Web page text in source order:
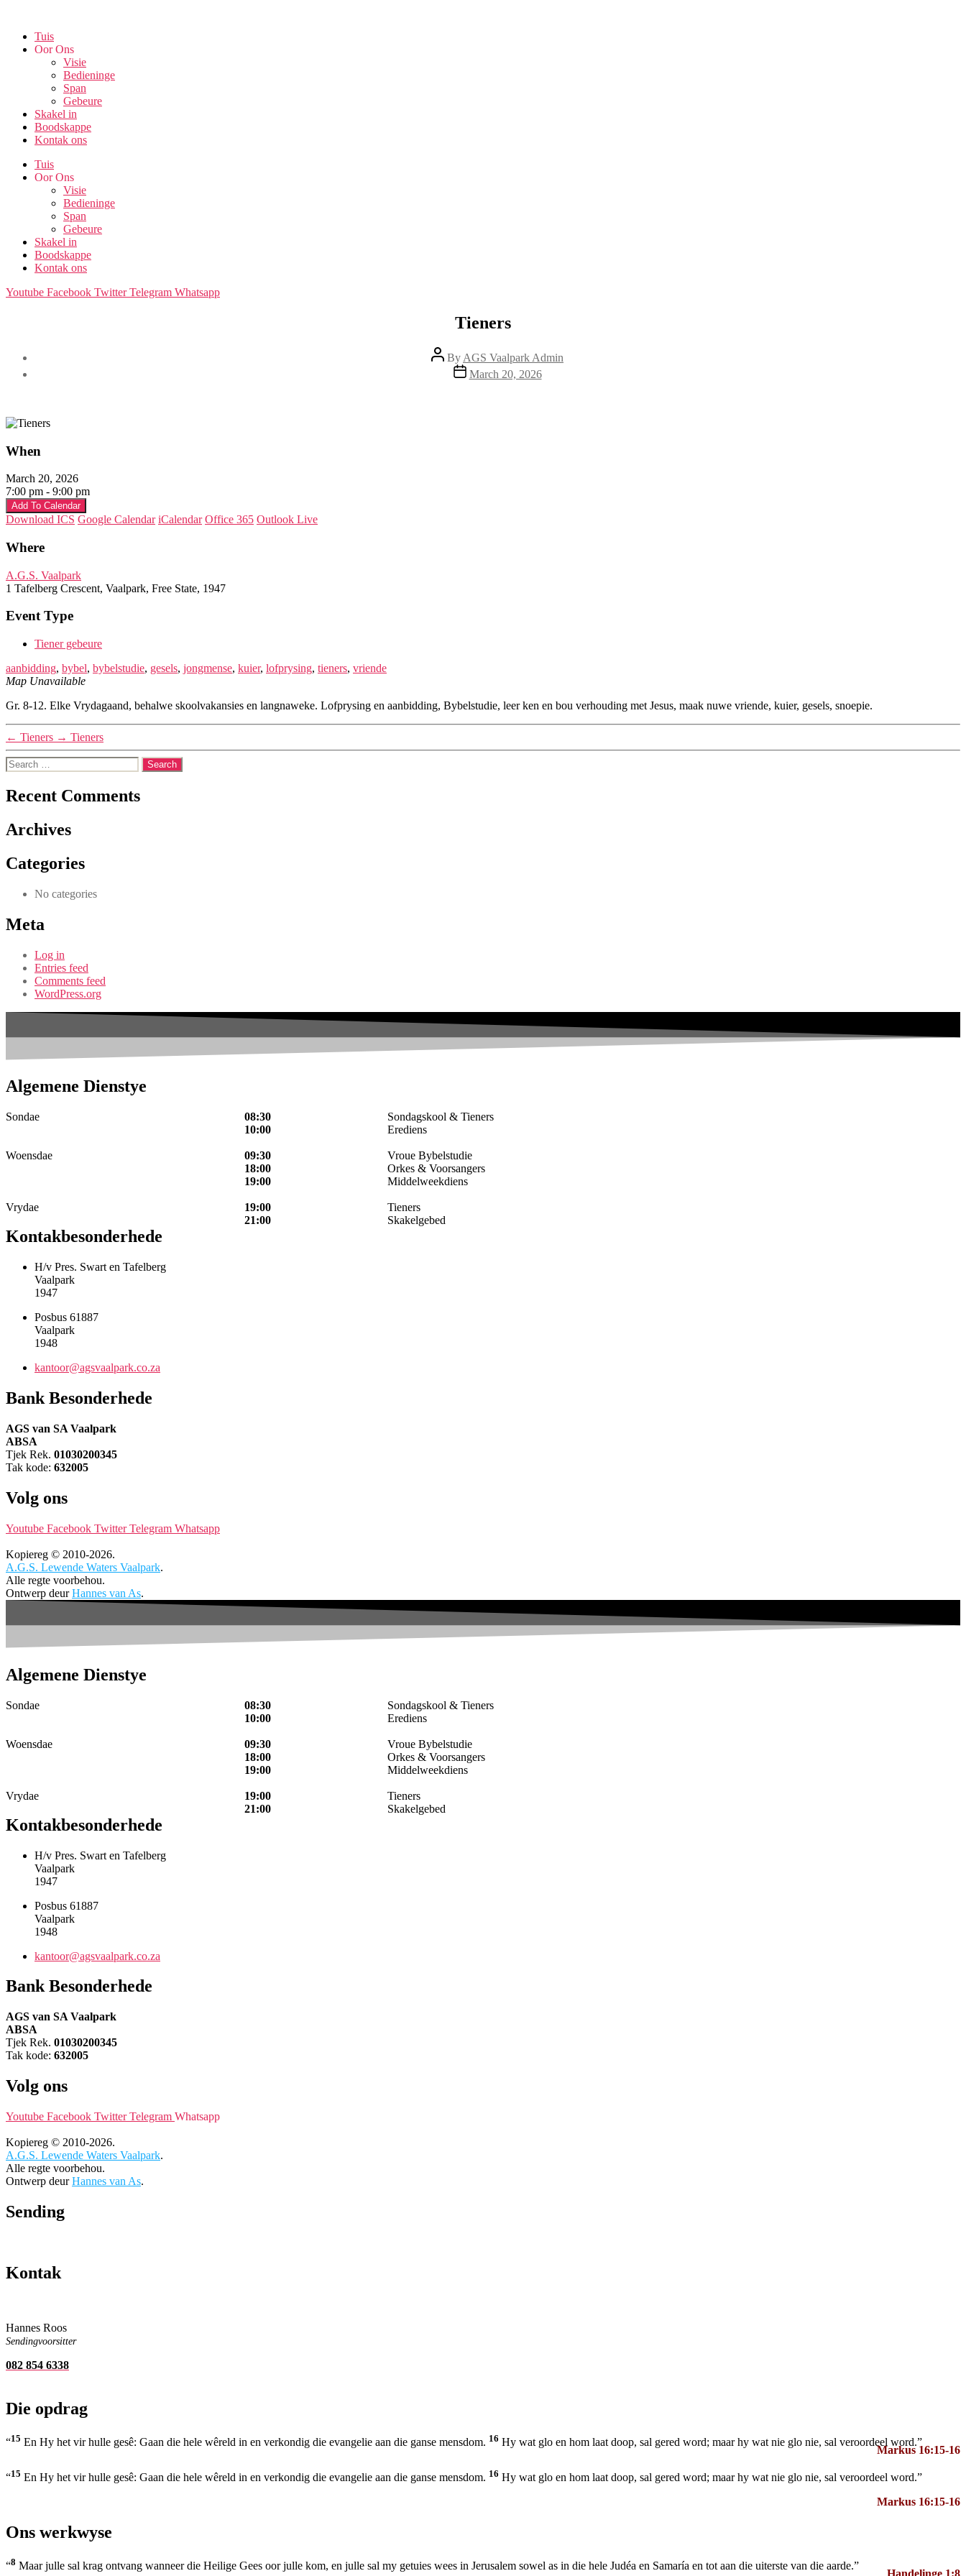
content
Tuis
Oor Ons
Visie
Bedieninge
Span
Gebeure
Skakel in
Boodskappe
Kontak ons
Tuis
Oor Ons
Visie
Bedieninge
Span
Gebeure
Skakel in
Boodskappe
Kontak ons
Youtube Facebook Twitter Telegram Whatsapp
Tieners
Post
author
By AGS Vaalpark Admin
Post
date
March 20, 2026
When
March 20, 2026
7:00 pm - 9:00 pm
Add To Calendar
Download ICS Google Calendar iCalendar Office 365 Outlook Live
Where
A.G.S. Vaalpark
1 Tafelberg Crescent, Vaalpark, Free State, 1947
Event Type
Tiener gebeure
aanbidding, bybel, bybelstudie, gesels, jongmense, kuier, lofprysing, tieners, vriende
Map Unavailable
Gr. 8-12. Elke Vrydagaand, behalwe skoolvakansies en langnaweke. Lofprysing en aanbidding, Bybelstudie, leer ken en bou verhouding met Jesus, maak nuwe vriende, kuier, gesels, snoepie.
← Tieners → Tieners
Search
for:
Recent Comments
Archives
Categories
No categories
Meta
Log in
Entries feed
Comments feed
WordPress.org
Algemene Dienstye
Sondae
Woensdae
Vrydae
08:30
10:00
09:30
18:00
19:00
19:00
21:00
Sondagskool & Tieners
Erediens
Vroue Bybelstudie
Orkes & Voorsangers
Middelweekdiens
Tieners
Skakelgebed
Kontakbesonderhede
H/v Pres. Swart en Tafelberg
Vaalpark
1947
Posbus 61887
Vaalpark
1948
kantoor@agsvaalpark.co.za
Bank Besonderhede
AGS van SA Vaalpark
ABSA
Tjek Rek. 01030200345
Tak kode: 632005
Volg ons
Youtube Facebook Twitter Telegram Whatsapp
Kopiereg © 2010-2026.
A.G.S. Lewende Waters Vaalpark.
Alle regte voorbehou.
Ontwerp deurHannes van As.
Algemene Dienstye
Sondae
Woensdae
Vrydae
08:30
10:00
09:30
18:00
19:00
19:00
21:00
Sondagskool & Tieners
Erediens
Vroue Bybelstudie
Orkes & Voorsangers
Middelweekdiens
Tieners
Skakelgebed
Kontakbesonderhede
H/v Pres. Swart en Tafelberg
Vaalpark
1947
Posbus 61887
Vaalpark
1948
kantoor@agsvaalpark.co.za
Bank Besonderhede
AGS van SA Vaalpark
ABSA
Tjek Rek. 01030200345
Tak kode: 632005
Volg ons
Youtube Facebook Twitter Telegram Whatsapp
Kopiereg © 2010-2026.
A.G.S. Lewende Waters Vaalpark.
Alle regte voorbehou.
Ontwerp deurHannes van As.
Sending
Kontak
Hannes Roos
Sendingvoorsitter
082 854 6338
Die opdrag
“15 En Hy het vir hulle gesê: Gaan die hele wêreld in en verkondig die evangelie aan die ganse mensdom. 16 Hy wat glo en hom laat doop, sal gered word; maar hy wat nie glo nie, sal veroordeel word.”
Markus 16:15-16
“15 En Hy het vir hulle gesê: Gaan die hele wêreld in en verkondig die evangelie aan die ganse mensdom. 16 Hy wat glo en hom laat doop, sal gered word; maar hy wat nie glo nie, sal veroordeel word.”
Markus 16:15-16
Ons werkwyse
“8 Maar julle sal krag ontvang wanneer die Heilige Gees oor julle kom, en julle sal my getuies wees in Jerusalem sowel as in die hele Judéa en Samaría en tot aan die uiterste van die aarde.”